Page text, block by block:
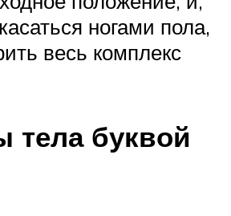
ногами пола,
весь комплекс
буквой